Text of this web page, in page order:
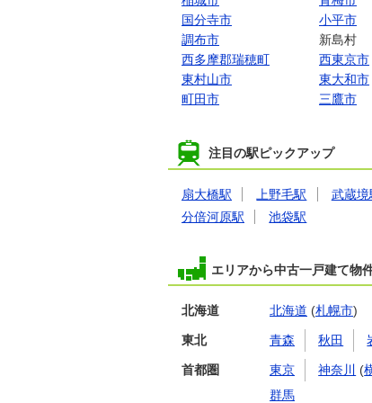
国分寺市
小平市
調布市
新島村
西多摩郡瑞穂町
西東京市
東村山市
東大和市
町田市
三鷹市
注目の駅ピックアップ
扇大橋駅 上野毛駅 武蔵境
分倍河原駅
池袋駅
エリアから中古一戸建て物
北海道 北海道 (札幌市)
東北 青森 秋田
首都圏 東京 神奈川 (
群馬